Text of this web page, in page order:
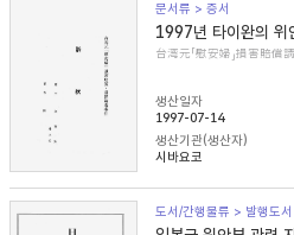
문서류 > 증서
1997년 타이완의 위
台湾元「慰安婦」損害賠
생산일자
1997-07-14
생산기관(생산자)
시바요코
도서/간행물류 > 발행도서